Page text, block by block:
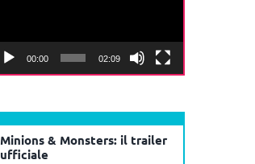
00:00 02:09
Minions & Monsters: il trailer
ufficiale